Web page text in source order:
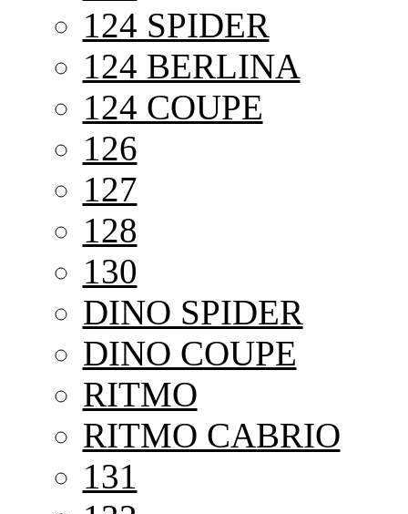
124 SPIDER
124 BERLINA
124 COUPE
126
127
128
130
DINO SPIDER
DINO COUPE
RITMO
RITMO CABRIO
131